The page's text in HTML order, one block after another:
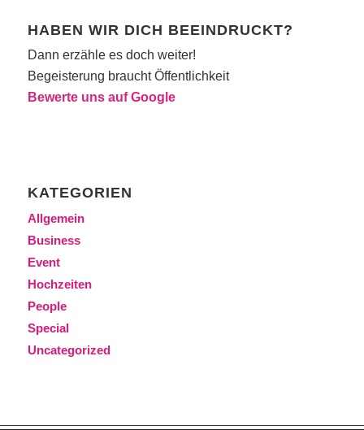
HABEN WIR DICH BEEINDRUCKT?
Dann erzähle es doch weiter!
Begeisterung braucht Öffentlichkeit
Bewerte uns auf Google
KATEGORIEN
Allgemein
Business
Event
Hochzeiten
People
Special
Uncategorized